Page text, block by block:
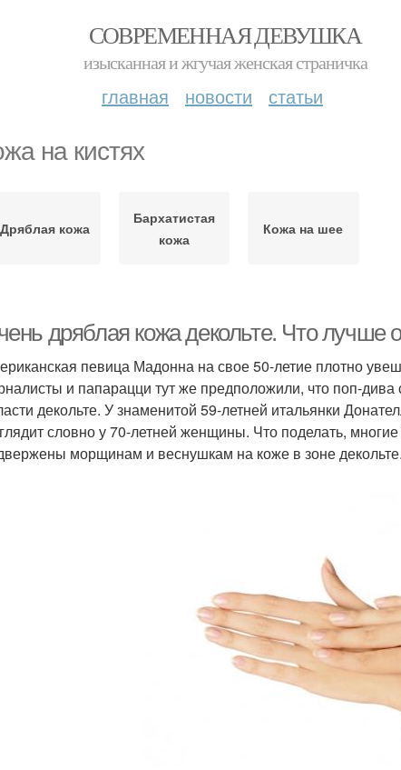
СОВРЕМЕННАЯ ДЕВУШКА
изысканная и жгучая женская страничка
главная новости статьи
на кистях
Дряблая кожа
Бархатистая
кожа
Кожа на шее
дряблая кожа декольте. Что
певица Мадонна на свое 50-летие плотно
и папарацци тут же предположили, что поп-
декольте. У знаменитой 59-летней итальянки
словно у 70-летней женщины. Что поделать,
морщинам и веснушкам на коже в зоне декольте.